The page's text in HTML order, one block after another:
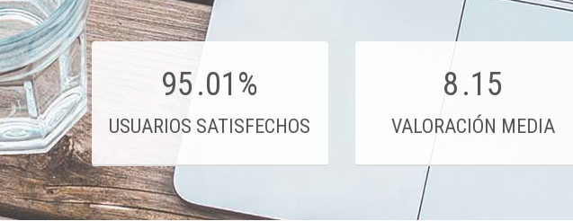
95.01%
USUARIOS SATISFECHOS
8.15
VALORACIÓN MEDIA